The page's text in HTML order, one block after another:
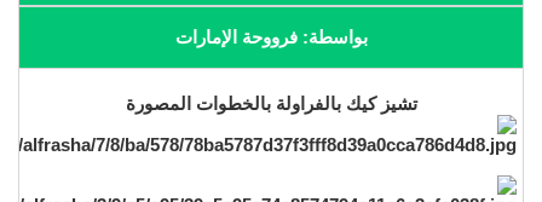
بواسطة: فرووحة الإمارات
تشيز كيك بالفراولة بالخطوات المصورة